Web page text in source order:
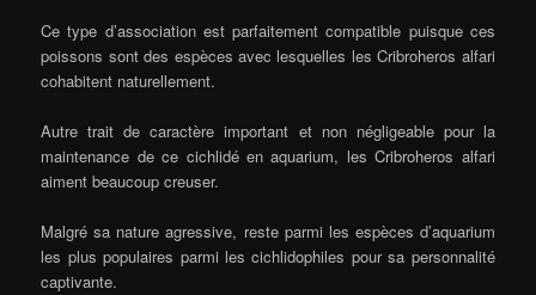
Ce type d’association est parfaitement compatible puisque ces
poissons sont des espèces avec lesquelles les Cribroheros alfari
cohabitent naturellement.
Autre trait de caractère important et non négligeable pour la
maintenance de ce cichlidé en aquarium, les Cribroheros alfari
aiment beaucoup creuser.
Malgré sa nature agressive, reste parmi les espèces d’aquarium
les plus populaires parmi les cichlidophiles pour sa personnalité
captivante.